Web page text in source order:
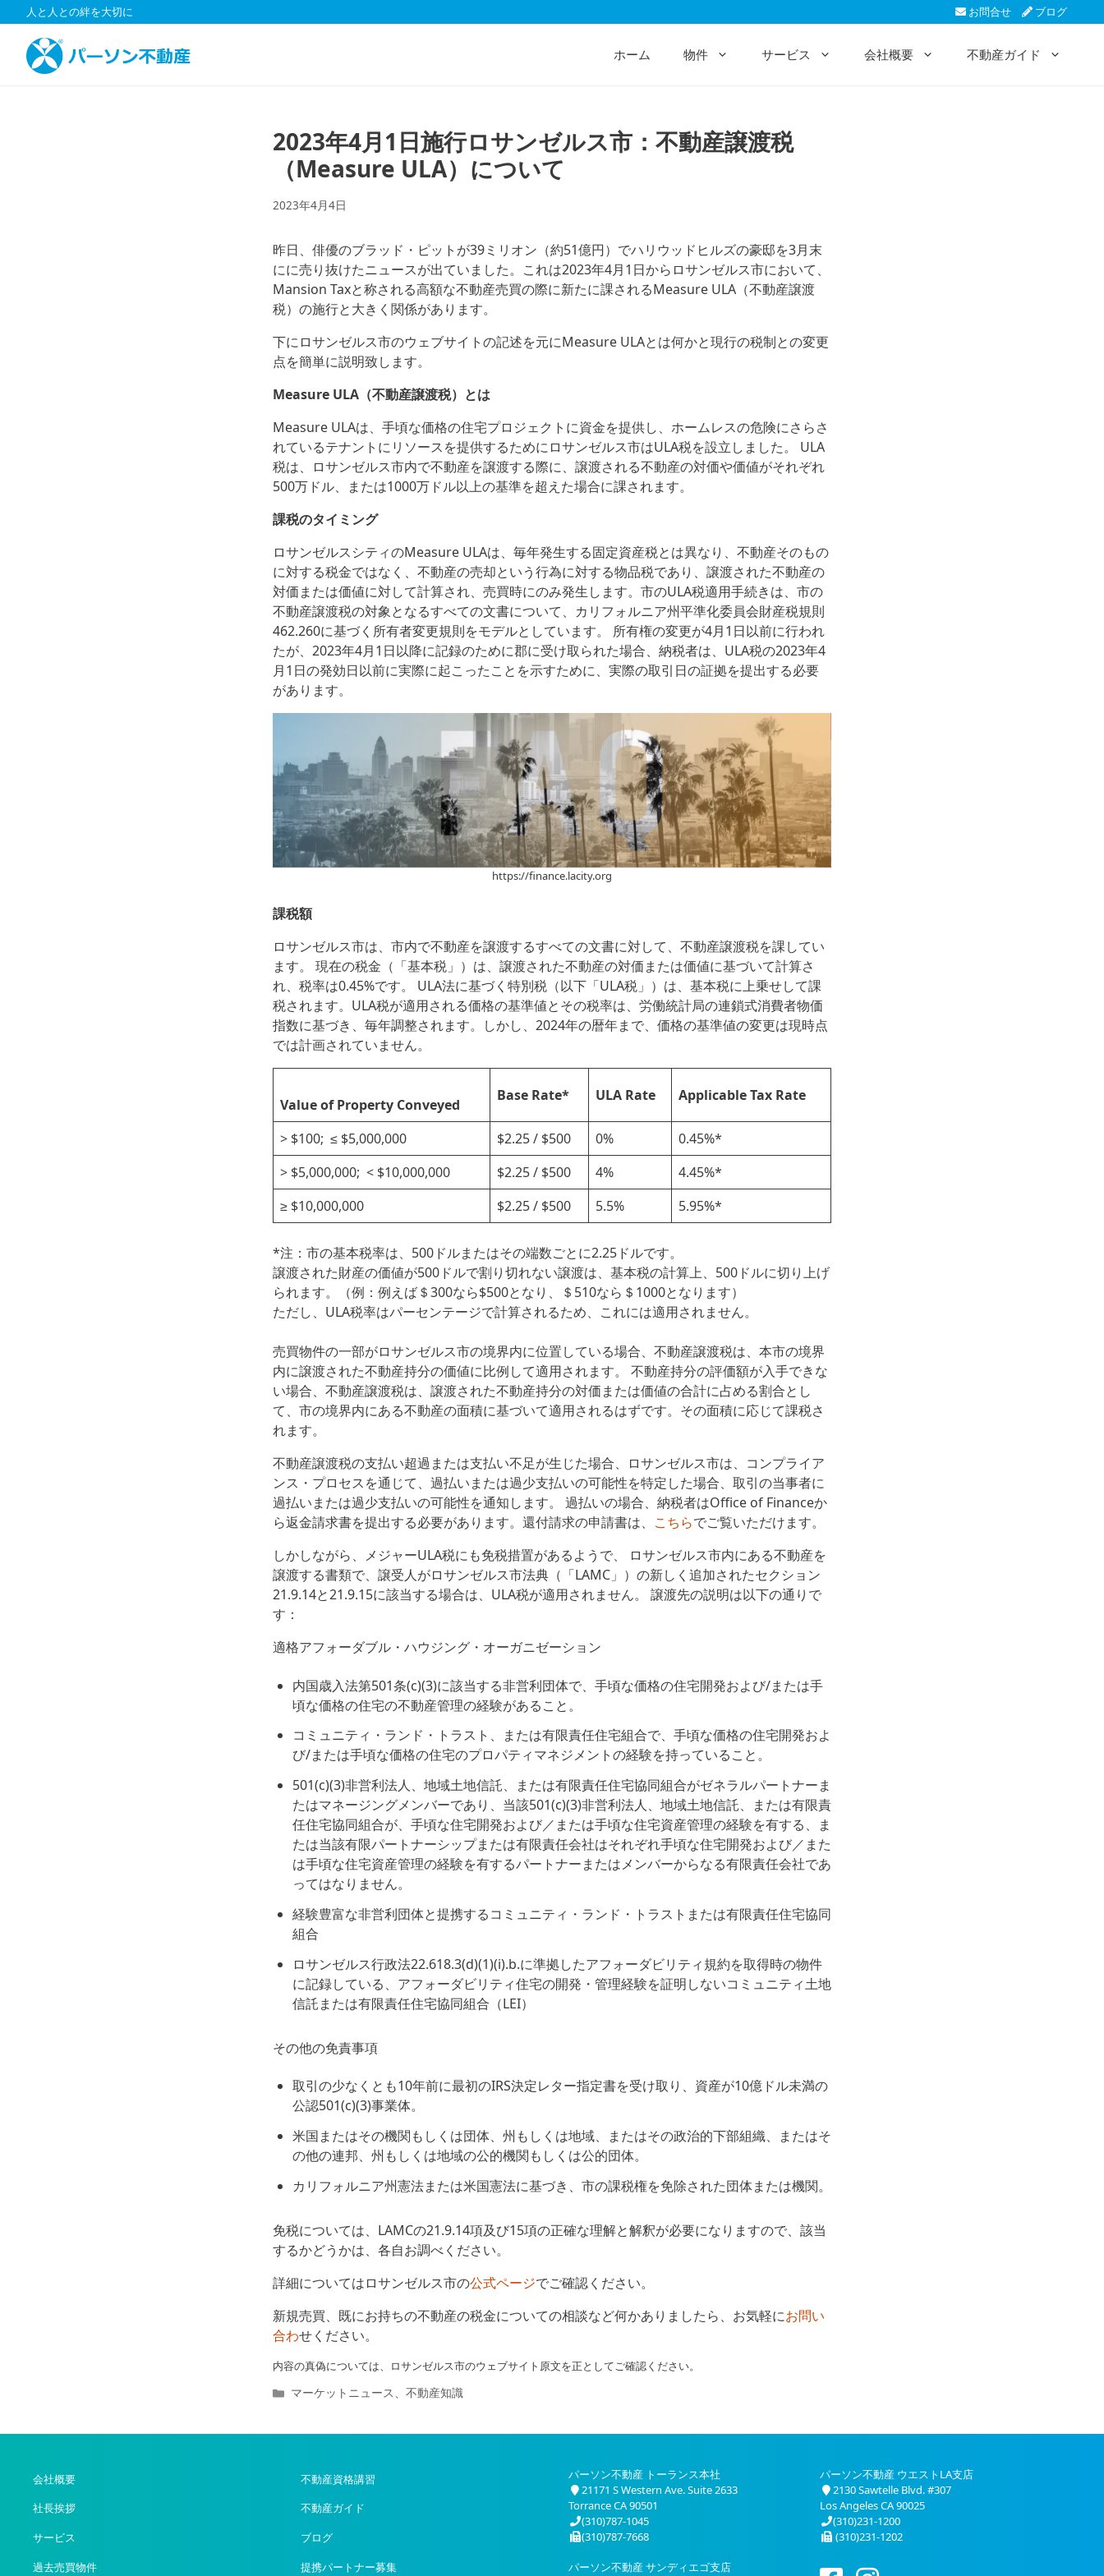
ン
人と人との絆を大切に お問合せ ブログ
ホーム 物件 サービス 会社概要 不動産ガイド
2023年4月1日施行ロサンゼルス市：不動産譲渡税
（Measure ULA）について
2023年4月4日
昨日、俳優のブラッド・ピットが39ミリオン（約51億円）でハリウッドヒルズの豪邸を3月末
にに売り抜けたニュースが出ていました。これは2023年4月1日からロサンゼルス市において、
Mansion Taxと称される高額な不動産売買の際に新たに課されるMeasure ULA（不動産譲渡
税）の施行と大きく関係があります。
下にロサンゼルス市のウェブサイトの記述を元にMeasure ULAとは何かと現行の税制との変更
点を簡単に説明致します。
Measure ULA（不動産譲渡税）とは
Measure ULAは、手頃な価格の住宅プロジェクトに資金を提供し、ホームレスの危険にさらさ
れているテナントにリソースを提供するためにロサンゼルス市はULA税を設立しました。 ULA
税は、ロサンゼルス市内で不動産を譲渡する際に、譲渡される不動産の対価や価値がそれぞれ
500万ドル、または1000万ドル以上の基準を超えた場合に課されます。
課税のタイミング
ロサンゼルスシティのMeasure ULAは、毎年発生する固定資産税とは異なり、不動産そのもの
に対する税金ではなく、不動産の売却という行為に対する物品税であり、譲渡された不動産の
対価または価値に対して計算され、売買時にのみ発生します。市のULA税適用手続きは、市の
不動産譲渡税の対象となるすべての文書について、カリフォルニア州平準化委員会財産税規則
462.260に基づく所有者変更規則をモデルとしています。 所有権の変更が4月1日以前に行われ
たが、2023年4月1日以降に記録のために郡に受け取られた場合、納税者は、ULA税の2023年4
月1日の発効日以前に実際に起こったことを示すために、実際の取引日の証拠を提出する必要
があります。
https://finance.lacity.org
課税額
ロサンゼルス市は、市内で不動産を譲渡するすべての文書に対して、不動産譲渡税を課してい
ます。 現在の税金（「基本税」）は、譲渡された不動産の対価または価値に基づいて計算さ
れ、税率は0.45%です。 ULA法に基づく特別税（以下「ULA税」）は、基本税に上乗せして課
税されます。ULA税が適用される価格の基準値とその税率は、労働統計局の連鎖式消費者物価
指数に基づき、毎年調整されます。しかし、2024年の暦年まで、価格の基準値の変更は現時点
では計画されていません。
Value of Property Conveyed
Base Rate* ULA Rate Applicable Tax Rate
> $100; ≤ $5,000,000 $2.25 / $500 0%
0.45%*
> $5,000,000; < $10,000,000
$2.25 / $500 4%
4.45%*
≥ $10,000,000
$2.25 / $500 5.5% 5.95%*
*注：市の基本税率は、500ドルまたはその端数ごとに2.25ドルです。
譲渡された財産の価値が500ドルで割り切れない譲渡は、基本税の計算上、500ドルに切り上げ
られます。（例：例えば＄300なら$500となり、＄510なら＄1000となります）
ただし、ULA税率はパーセンテージで計算されるため、これには適用されません。
売買物件の一部がロサンゼルス市の境界内に位置している場合、不動産譲渡税は、本市の境界
内に譲渡された不動産持分の価値に比例して適用されます。 不動産持分の評価額が入手できな
い場合、不動産譲渡税は、譲渡された不動産持分の対価または価値の合計に占める割合とし
て、市の境界内にある不動産の面積に基づいて適用されるはずです。その面積に応じて課税さ
れます。
不動産譲渡税の支払い超過または支払い不足が生じた場合、ロサンゼルス市は、コンプライア
ンス・プロセスを通じて、過払いまたは過少支払いの可能性を特定した場合、取引の当事者に
過払いまたは過少支払いの可能性を通知します。 過払いの場合、納税者はOffice of Financeか
ら返金請求書を提出する必要があります。還付請求の申請書は、 こちらでご覧いただけます。
しかしながら、メジャーULA税にも免税措置があるようで、 ロサンゼルス市内にある不動産を
譲渡する書類で、譲受人がロサンゼルス市法典（「LAMC」）の新しく追加されたセクション
21.9.14と21.9.15に該当する場合は、ULA税が適用されません。 譲渡先の説明は以下の通りで
す：
適格アフォーダブル・ハウジング・オーガニゼーション
内国歳入法第501条(c)(3)に該当する非営利団体で、手頃な価格の住宅開発および/または手
頃な価格の住宅の不動産管理の経験があること。
コミュニティ・ランド・トラスト、または有限責任住宅組合で、手頃な価格の住宅開発およ
び/または手頃な価格の住宅のプロパティマネジメントの経験を持っていること。
501(c)(3)非営利法人、地域土地信託、または有限責任住宅協同組合がゼネラルパートナーま
たはマネージングメンバーであり、当該501(c)(3)非営利法人、地域土地信託、または有限責
任住宅協同組合が、手頃な住宅開発および／または手頃な住宅資産管理の経験を有する、ま
たは当該有限パートナーシップまたは有限責任会社はそれぞれ手頃な住宅開発および／また
は手頃な住宅資産管理の経験を有するパートナーまたはメンバーからなる有限責任会社であ
ってはなりません。
経験豊富な非営利団体と提携するコミュニティ・ランド・トラストまたは有限責任住宅協同
組合
ロサンゼルス行政法22.618.3(d)(1)(i).b.に準拠したアフォーダビリティ規約を取得時の物件
に記録している、アフォーダビリティ住宅の開発・管理経験を証明しないコミュニティ土地
信託または有限責任住宅協同組合（LEI）
その他の免責事項
取引の少なくとも10年前に最初のIRS決定レター指定書を受け取り、資産が10億ドル未満の
公認501(c)(3)事業体。
米国またはその機関もしくは団体、州もしくは地域、またはその政治的下部組織、またはそ
の他の連邦、州もしくは地域の公的機関もしくは公的団体。
カリフォルニア州憲法または米国憲法に基づき、市の課税権を免除された団体または機関。
免税については、LAMCの21.9.14項及び15項の正確な理解と解釈が必要になりますので、該当
するかどうかは、各自お調べください。
詳細についてはロサンゼルス市の公式ページでご確認ください。
新規売買、既にお持ちの不動産の税金についての相談など何かありましたら、お気軽にお問い
合わせください。
内容の真偽については、ロサンゼルス市のウェブサイト原文を正としてご確認ください。
カ
マーケットニュース、 不動産知識
会社概要
社長挨拶
サービス
過去売買物件
不動産資格講習
不動産ガイド
ブログ
提携パートナー募集
パーソン不動産 トーランス本社
21171 S Western Ave. Suite 2633
Torrance CA 90501
(310)787-1045
(310)787-7668
パーソン不動産 ウエストLA支店
2130 Sawtelle Blvd. #307
Los Angeles CA 90025
(310)231-1200
(310)231-1202
パーソン不動産 サンディエゴ支店